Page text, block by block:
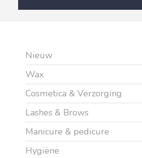
Nieuw
Wax
Cosmetica & Verzorging
Lashes & Brows
Manicure & pedicure
Hygiëne